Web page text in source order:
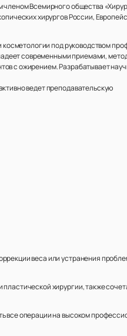
Всемирного общества
хирургов России,
косметологии под руководством
современными приемами,
с ожирением. Разрабатывает
ведет преподавательскую
веса или устранения
хирургии, также
все операции на высоком